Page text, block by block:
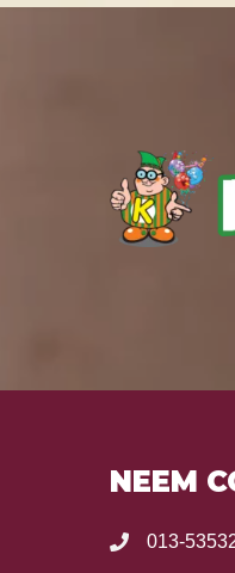
NEEM
013-